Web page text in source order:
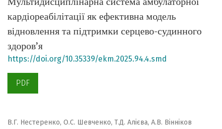
кардіореабілітації як ефективна модель
відновлення та підтримки серцево-судинного
здоров’я
https://doi.org/10.35339/ekm.2025.94.4.smd
PDF
В.Г. Нестеренко, О.С. Шевченко, Т.Д. Алієва, А.В. Вінніков